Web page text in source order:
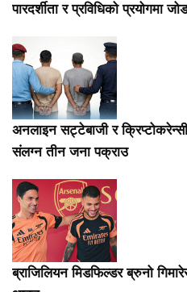
पारदर्शीता र प्रविधिको प्रयोगमा जोड
अनलाइन सट्टेबाजी र
संलग्न तीन जना पक्राउ
ब्राजिलियन मिडफिल्डर ब्रुनो